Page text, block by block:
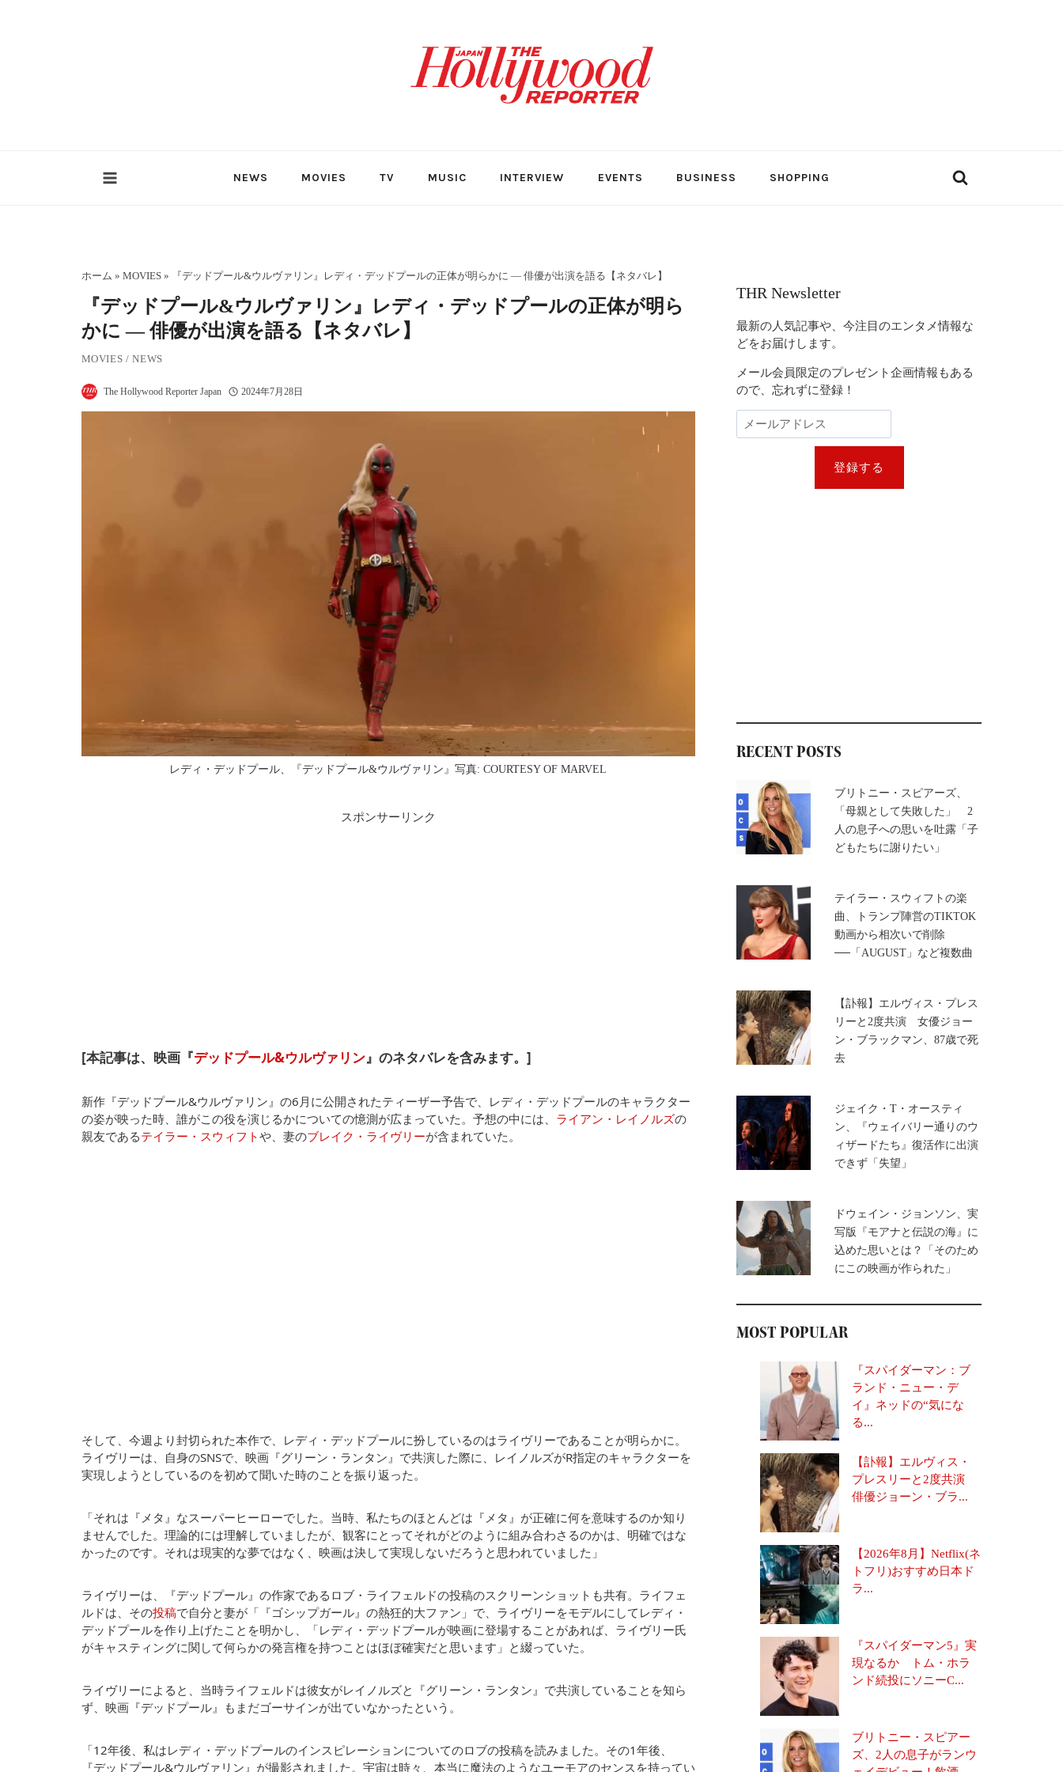
NEWS MOVIES TV MUSIC INTERVIEW EVENTS BUSINESS SHOPPING
ホーム » MOVIES» 『デッドプール&ウルヴァリン』レディ・デッドプールの正体が明らかに ― 俳優が出演を語る【ネタバレ】
『デッドプール&ウルヴァリン』レディ・デッドプールの正体が明ら
かに ― 俳優が出演を語る【ネタバレ】
MOVIES /NEWS
The Hollywood Reporter Japan 2024年7月28日
レディ・デッドプール、『デッドプール&ウルヴァリン』写真: COURTESY OF MARVEL
スポンサーリンク
[本記事は、映画『デッドプール&ウルヴァリン』のネタバレを含みます。]
新作『デッドプール&ウルヴァリン』の6月に公開されたティーザー予告で、レディ・デッドプールのキャラクター
の姿が映った時、誰がこの役を演じるかについての憶測が広まっていた。予想の中には、 ライアン・レイノルズの
親友であるテイラー・スウィフトや、妻のブレイク・ライヴリーが含まれていた。
そして、今週より封切られた本作で、レディ・デッドプールに扮しているのはライヴリーであることが明らかに。
ライヴリーは、自身のSNSで、映画『グリーン・ランタン』で共演した際に、レイノルズがR指定のキャラクターを
実現しようとしているのを初めて聞いた時のことを振り返った。
「それは『メタ』なスーパーヒーローでした。当時、私たちのほとんどは『メタ』が正確に何を意味するのか知り
ませんでした。理論的には理解していましたが、観客にとってそれがどのように組み合わさるのかは、明確ではな
かったのです。それは現実的な夢ではなく、映画は決して実現しないだろうと思われていました」
ライヴリーは、『デッドプール』の作家であるロブ・ライフェルドの投稿のスクリーンショットも共有。ライフェ
ルドは、その投稿で自分と妻が「『ゴシップガール』の熱狂的大ファン」で、ライヴリーをモデルにしてレディ・
デッドプールを作り上げたことを明かし、「レディ・デッドプールが映画に登場することがあれば、ライヴリー氏
がキャスティングに関して何らかの発言権を持つことはほぼ確実だと思います」と綴っていた。
ライヴリーによると、当時ライフェルドは彼女がレイノルズと『グリーン・ランタン』で共演していることを知ら
ず、映画『デッドプール』もまだゴーサインが出ていなかったという。
「12年後、私はレディ・デッドプールのインスピレーションについてのロブの投稿を読みました。その1年後、
『デッドプール&ウルヴァリン』が撮影されました。宇宙は時々、本当に魔法のようなユーモアのセンスを持ってい
THR Newsletter
最新の人気記事や、今注目のエンタメ情報な
どをお届けします。
メール会員限定のプレゼント企画情報もある
ので、忘れずに登録！
登録する
RECENT POSTS
ブリトニー・スピアーズ、
「母親として失敗した」 2
人の息子への思いを吐露「子
どもたちに謝りたい」
テイラー・スウィフトの楽
曲、トランプ陣営のTIKTOK
動画から相次いで削除
──「AUGUST」など複数曲
【訃報】エルヴィス・プレス
リーと2度共演 女優ジョー
ン・ブラックマン、87歳で死
去
ジェイク・T・オースティ
ン、『ウェイバリー通りのウ
ィザードたち』復活作に出演
できず「失望」
ドウェイン・ジョンソン、実
写版『モアナと伝説の海』に
込めた思いとは？「そのため
にこの映画が作られた」
MOST POPULAR
『スパイダーマン：ブ
ランド・ニュー・デ
イ』ネッドの“気にな
る...
【訃報】エルヴィス・
プレスリーと2度共演
俳優ジョーン・ブラ...
【2026年8月】Netflix(ネ
トフリ)おすすめ日本ド
ラ...
『スパイダーマン5』実
現なるか トム・ホラ
ンド続投にソニーC...
ブリトニー・スピアー
ズ、2人の息子がランウ